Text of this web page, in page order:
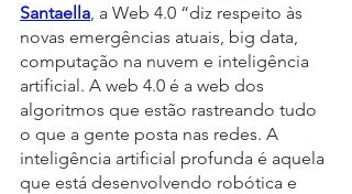
Santaella , a Web 4.0 “diz respeito às
novas emergências atuais, big data,
computação na nuvem e inteligência
artificial. A web 4.0 é a web dos
algoritmos que estão rastreando tudo
o que a gente posta nas redes. A
inteligência artificial profunda é aquela
que está desenvolvendo robótica e